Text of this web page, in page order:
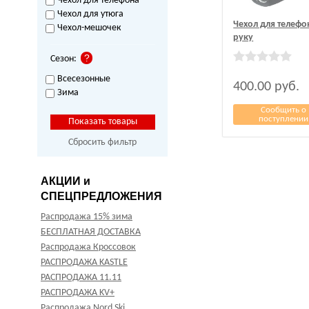
Чехол для утюга
Чехол-мешочек
Сезон:
Всесезонные
Зима
Сбросить фильтр
АКЦИИ и
СПЕЦПРЕДЛОЖЕНИЯ
Распродажа 15% зима
БЕСПЛАТНАЯ ДОСТАВКА
Распродажа Кроссовок
РАСПРОДАЖА KASTLE
РАСПРОДАЖА 11.11
РАСПРОДАЖА KV+
Чехол для
руку
400.00 руб.
Сообщить о
поступлении